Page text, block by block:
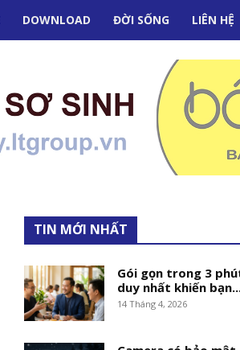
DOWNLOAD ĐỜI SỐNG LIÊN HỆ
TIN MỚI NHẤT
Gói gọn trong 3
duy nhất khiến
14 Tháng 4, 2026